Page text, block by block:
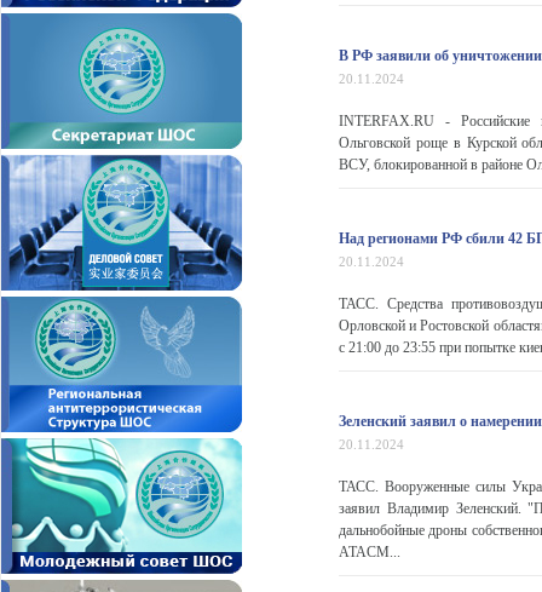
В РФ заявили об
20.11.2024
INTERFAX.RU - Российские
Ольговской роще в Курской
ВСУ, блокированной в районе
Над регионами РФ сбили 42
20.11.2024
ТАСС. Средства
Орловской и Ростовской
с 21:00 до 23:55 при попытке
Зеленский заявил о
20.11.2024
ТАСС. Вооруженные силы
заявил Владимир Зеленский.
дальнобойные дроны
ATACM...